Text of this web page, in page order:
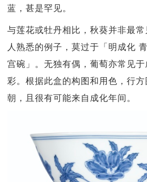
蓝，甚是罕见。
与莲花或牡丹相比，秋葵并非最
人熟悉的例子，莫过于「明成化
宫碗」。无独有偶，葡萄亦常见
彩。根据此盒的构图和用色，行
朝，且很有可能来自成化年间。